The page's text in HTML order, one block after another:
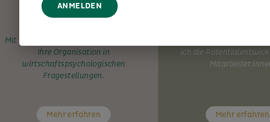
Mit Wissen und Erfahrung begleite ich
Ihre Organisation in
wirtschaftspsychologischen
Fragestellungen.
Mehr erfahren
Mit Elan und
ich die
Mehr erfahren
ANMELDEN